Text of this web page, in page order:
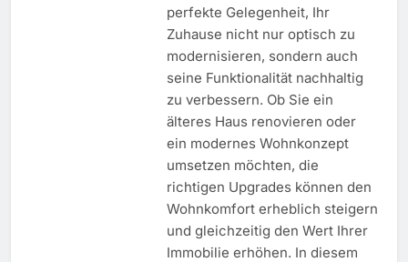
perfekte Gelegenheit, Ihr
Zuhause nicht nur optisch zu
modernisieren, sondern auch
seine Funktionalität nachhaltig
zu verbessern. Ob Sie ein
älteres Haus renovieren oder
ein modernes Wohnkonzept
umsetzen möchten, die
richtigen Upgrades können den
Wohnkomfort erheblich steigern
und gleichzeitig den Wert Ihrer
Immobilie erhöhen. In diesem